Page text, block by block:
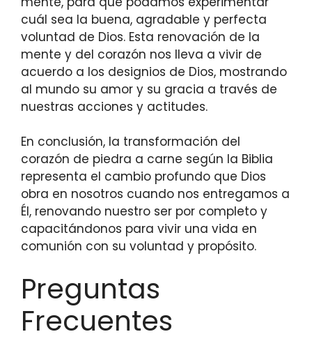
cuál sea la buena, agradable y perfecta
voluntad de Dios. Esta renovación de la
mente y del corazón nos lleva a vivir de
acuerdo a los designios de Dios, mostrando
al mundo su amor y su gracia a través de
nuestras acciones y actitudes.
En conclusión, la transformación del
corazón de piedra a carne según la Biblia
representa el cambio profundo que Dios
obra en nosotros cuando nos entregamos a
Él, renovando nuestro ser por completo y
capacitándonos para vivir una vida en
comunión con su voluntad y propósito.
Preguntas
Frecuentes